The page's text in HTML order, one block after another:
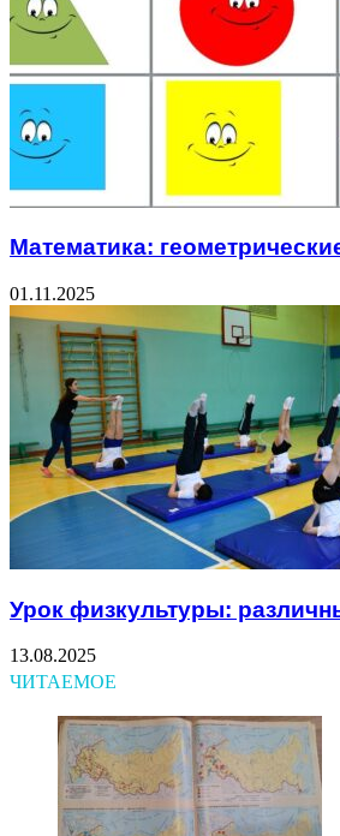
Математика:
01.11.2025
Урок физкультуры:
13.08.2025
ЧИТАЕМОЕ